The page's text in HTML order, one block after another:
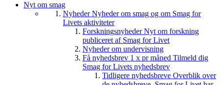
Nyt om smag
NyhederNyheder om smag og om Smag for
Livets aktiviteter
ForskningsnyhederNyt om forskning
publiceret af Smag for Livet
Nyheder om undervisning
Få nyhedsbrev 1 x pr måned Tilmeld dig
Smag for Livets nyhedsbrev
Tidligere nyhedsbreve Overblik over